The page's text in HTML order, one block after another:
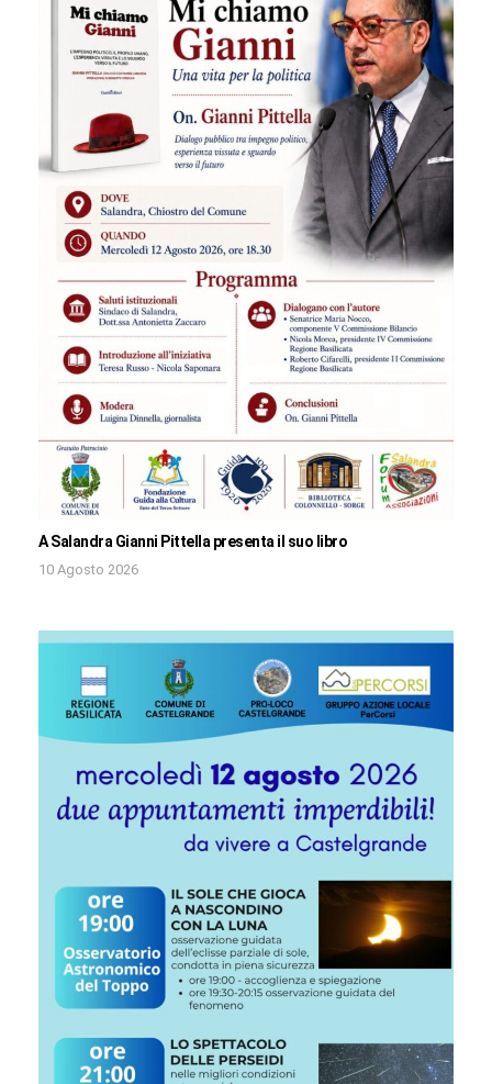
A Salandra Gianni Pittella presenta il suo libro
10 Agosto 2026